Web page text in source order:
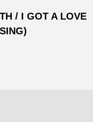
/ I GOT A LOVE